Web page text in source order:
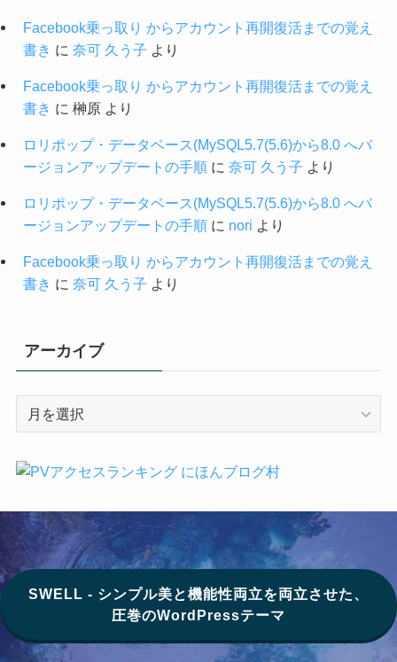
Facebook乗っ取り からアカウント再開復活までの覚え
書き に 奈可 久う子 より
Facebook乗っ取り からアカウント再開復活までの覚え
書き に 榊原より
ロリポップ・データベース(MySQL5.7(5.6)から8.0 へバ
ージョンアップデートの手順に 奈可 久う子 より
ロリポップ・データベース(MySQL5.7(5.6)から8.0 へバ
ージョンアップデートの手順に nori より
Facebook乗っ取り からアカウント再開復活までの覚え
書き に 奈可 久う子 より
アーカイブ
イ
SWELL - シンプル美と機能性両立を両立させた、
圧巻のWordPressテーマ